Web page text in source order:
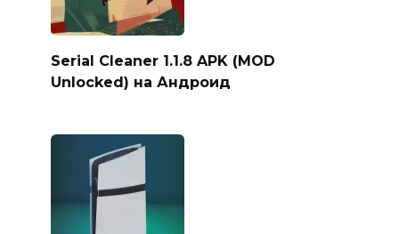
Serial Cleaner 1.1.8 APK (MOD
Unlocked) на Андроид